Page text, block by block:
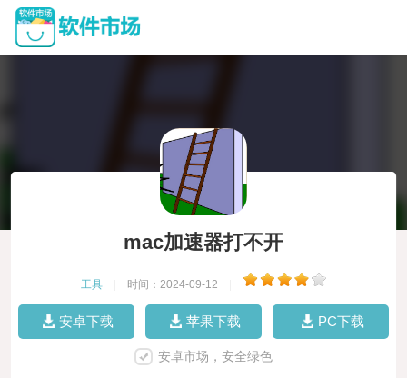
mac加速器打不开
工具 时间：2024-09-12
安卓下载 苹果下载 PC下载
安卓市场，安全绿色